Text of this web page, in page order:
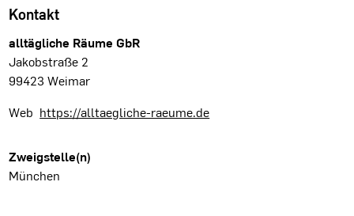
Kontakt
alltägliche Räume GbR
Jakobstraße 2
99423 Weimar
Web https://alltaegliche-raeume.de
Zweigstelle(n)
München